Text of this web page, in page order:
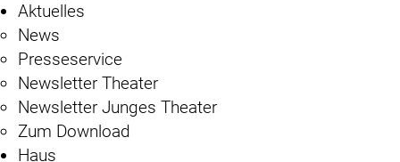
Aktuelles
News
Presseservice
Newsletter Theater
Newsletter Junges Theater
Zum Download
Haus